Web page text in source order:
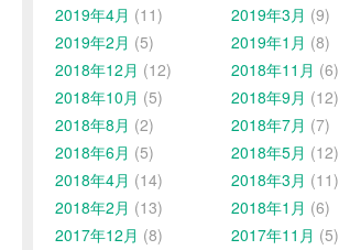
2019年4月 (11) 2019年3月 (9)
2019年2月 (5) 2019年1月 (8)
2018年12月 (12) 2018年11月 (6)
2018年10月 (5) 2018年9月 (12)
2018年8月 (2) 2018年7月 (7)
2018年6月 (5) 2018年5月 (12)
2018年4月 (14) 2018年3月 (11)
2018年2月 (13) 2018年1月 (6)
2017年12月 (8) 2017年11月 (5)